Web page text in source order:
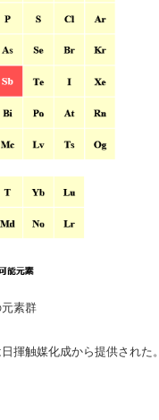
素群
日揮触媒化成から提供された。